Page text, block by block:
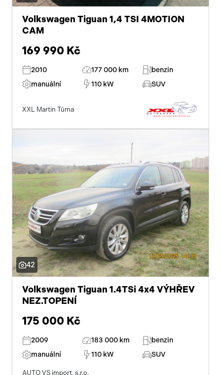
Volkswagen Tiguan 1,4 TSI 4MOTION
CAM
169 990 Kč
2010 177 000 km
benzin
manuální
110 kW SUV
XXL Martin Tůma
42
Volkswagen Tiguan 1.4TSi 4x4 VÝHŘEV
NEZ.TOPENÍ
175 000 Kč
2009 183 000 km
benzin
manuální
110 kW SUV
AUTO VS import, s.r.o.